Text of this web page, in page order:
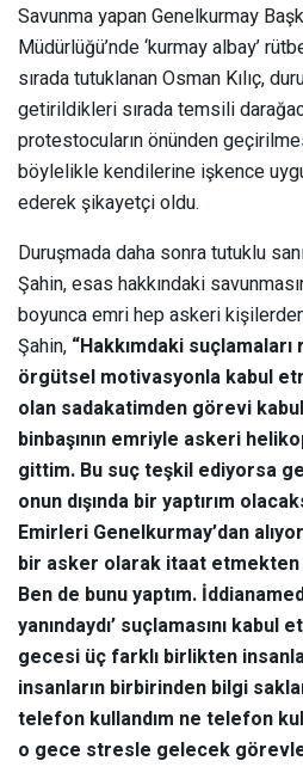
Savunma yapan Genelkurmay
Müdürlüğü’nde ‘kurmay albay’
sırada tutuklanan Osman Kılıç,
getirildikleri sırada temsili
protestocuların önünden
böylelikle kendilerine işkence
ederek şikayetçi oldu.
Duruşmada daha sonra tutuklu
Şahin, esas hakkındaki
boyunca emri hep askeri
Şahin, “Hakkımdaki
örgütsel motivasyonla kabul
olan sadakatimden görevi
binbaşının emriyle askeri
gittim. Bu suç teşkil ediyorsa
onun dışında bir yaptırım
Emirleri Genelkurmay’dan
bir asker olarak itaat etmekten
Ben de bunu yaptım.
yanındaydı’ suçlamasını
gecesi üç farklı birlikten
insanların birbirinden bilgi
telefon kullandım ne telefon
o gece stresle gelecek